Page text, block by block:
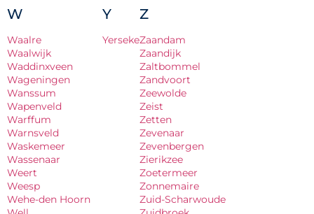
W
Waalre
Waalwijk
Waddinxveen
Wageningen
Wanssum
Wapenveld
Warffum
Warnsveld
Waskemeer
Wassenaar
Weert
Weesp
Wehe-den Hoorn
Y
Yerseke
Z
Zaandam
Zaandijk
Zaltbommel
Zandvoort
Zeewolde
Zeist
Zetten
Zevenaar
Zevenbergen
Zierikzee
Zoetermeer
Zonnemaire
Zuid-Scharwoude